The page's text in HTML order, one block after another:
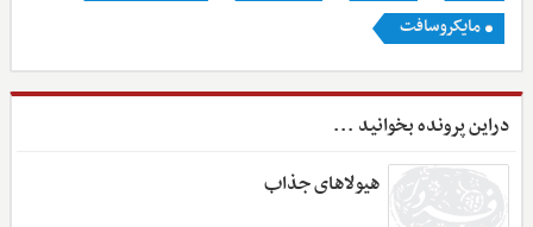
مایکروسافت
دراین پرونده بخوانید ...
هیولاهای جذاب